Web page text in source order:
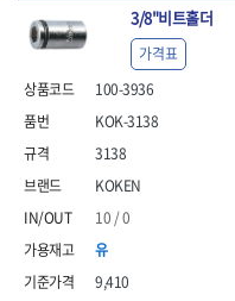
- 롱노우즈
- 스냅링플라이어
- 그룹조인트플라이어
- 케이블커터
- 바이스플라이어
- 옵셋렌치
- 공구함세트
- 콤비네이션렌치
- 양구스패너
- 라쳇콤비네이션렌치
3/8"비트홀더
100-3936
KOKEN
10 / 0
유
9,410
KOK-3138
3138
가격표